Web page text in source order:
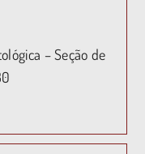
– Seção de